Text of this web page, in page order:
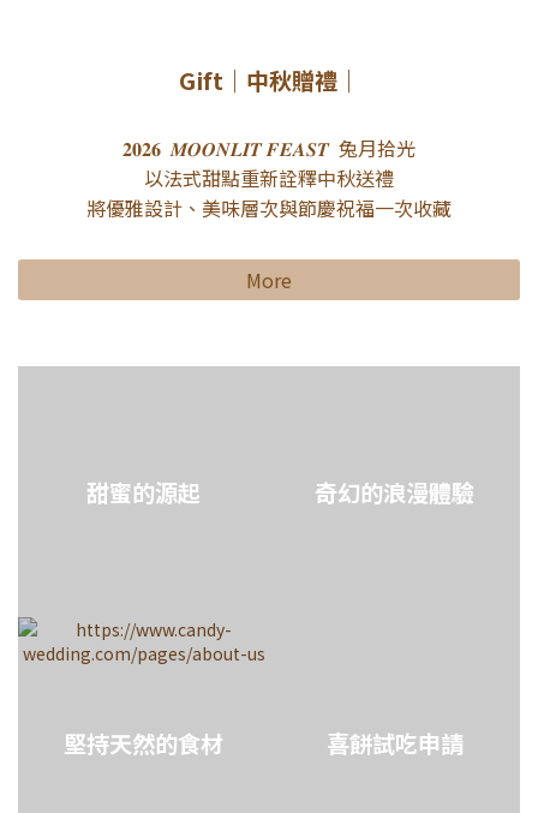
Gift｜中秋贈禮｜
𝟐𝟎𝟐𝟔 𝑴𝑶𝑶𝑵𝑳𝑰𝑻 𝑭𝑬𝑨𝑺𝑻 ​ 兔月拾光
以法式甜點重新詮釋中秋送禮
將優雅設計、美味層次與節慶祝福一次收藏
More
甜蜜的源起 奇幻的浪漫體驗
堅持天然的食材 喜餅試吃申請